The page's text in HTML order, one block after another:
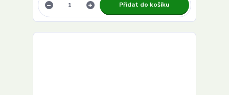
Přidat do košíku